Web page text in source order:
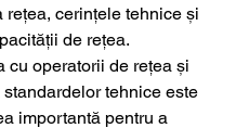
rețea, cerințele tehnice și
de rețea.
cu operatorii de rețea și
standardelor tehnice este
importantă pentru a